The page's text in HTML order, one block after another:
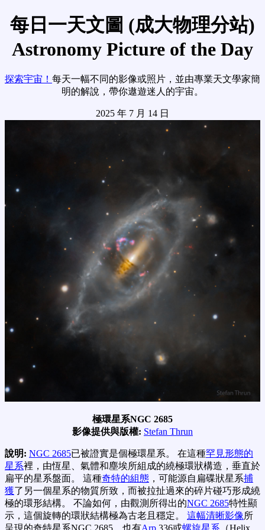
每日一天文圖 (成大物理分站)
Astronomy Picture of the Day
探索宇宙！ 每天一幅不同的影像或照片，並由專業天文學家簡
明的解說，帶你遨遊迷人的宇宙。
2025 年 7 月 14 日
極環星系NGC 2685
影像提供與版權: Stefan Thrun
說明: NGC 2685已被證實是個極環星系。 在這種罕見形態的
星系裡，由恆星、氣體和塵埃所組成的繞極環狀構造，垂直於
扁平的星系盤面。 這種奇特的組態 ，可能源自扁碟狀星系捕
獲了另一個星系的物質所致，而被拉扯過來的碎片碰巧形成繞
極的環形結構。 不論如何，由觀測所得出的NGC 2685特性顯
示，這個旋轉的環狀結構極為古老且穩定。 這幅清晰影像所